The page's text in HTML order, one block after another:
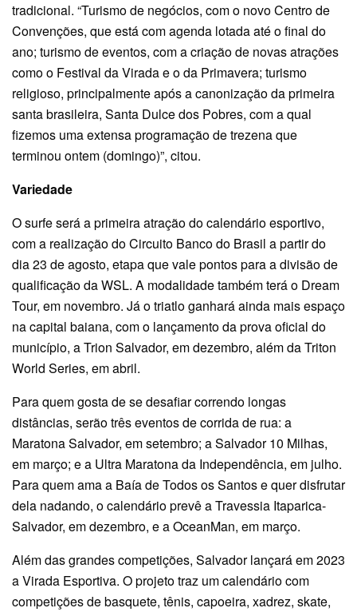
tradicional. “Turismo de negócios, com o novo Centro de
Convenções, que está com agenda lotada até o final do
ano; turismo de eventos, com a criação de novas atrações
como o Festival da Virada e o da Primavera; turismo
religioso, principalmente após a canonização da primeira
santa brasileira, Santa Dulce dos Pobres, com a qual
fizemos uma extensa programação de trezena que
terminou ontem (domingo)”, citou.
Variedade
O surfe será a primeira atração do calendário esportivo,
com a realização do Circuito Banco do Brasil a partir do
dia 23 de agosto, etapa que vale pontos para a divisão de
qualificação da WSL. A modalidade também terá o Dream
Tour, em novembro. Já o triatlo ganhará ainda mais espaço
na capital baiana, com o lançamento da prova oficial do
município, a Trion Salvador, em dezembro, além da Triton
World Series, em abril.
Para quem gosta de se desafiar correndo longas
distâncias, serão três eventos de corrida de rua: a
Maratona Salvador, em setembro; a Salvador 10 Milhas,
em março; e a Ultra Maratona da Independência, em julho.
Para quem ama a Baía de Todos os Santos e quer disfrutar
dela nadando, o calendário prevê a Travessia Itaparica-
Salvador, em dezembro, e a OceanMan, em março.
Além das grandes competições, Salvador lançará em 2023
a Virada Esportiva. O projeto traz um calendário com
competições de basquete, tênis, capoeira, xadrez, skate,